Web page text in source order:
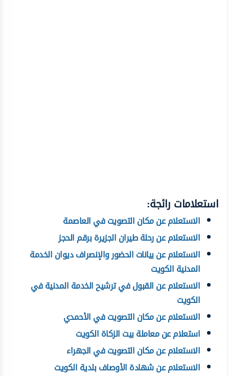
استعلامات رائجة:
الاستعلام عن مكان التصويت في العاصمة
الاستعلام عن رحلة طيران الجزيرة برقم الحجز
الاستعلام عن بيانات الحضور والإنصراف ديوان الخدمة
المدنية الكويت
الاستعلام عن القبول في ترشيح الخدمة المدنية في
الكويت
الاستعلام عن مكان التصويت في الأحمدي
استعلام عن معاملة بيت الزكاة الكويت
الاستعلام عن مكان التصويت في الجهراء
الاستعلام عن شهادة الأوصاف بلدية الكويت